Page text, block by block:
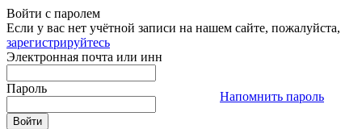
Войти с паролем
Если у вас нет учётной записи на нашем сайте, пожалуйста,
зарегистрируйтесь
Электронная почта или инн
Пароль
Напомнить пароль